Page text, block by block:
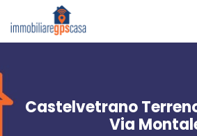
Castelvetrano
Via